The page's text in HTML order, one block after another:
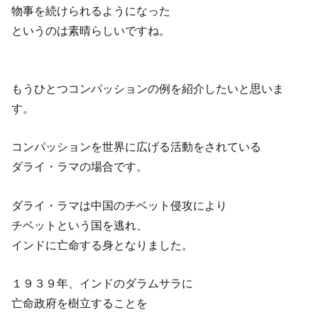
物事を続けられるようになった
というのは素晴らしいですね。
もうひとつコンパッションの例を紹介したいと思いま
す。
コンパッションを世界に広げる活動をされている
ダライ・ラマの場合です。
ダライ・ラマは中国のチベット侵攻により
チベットという国を逃れ、
インドに亡命する身となりました。
１９３９年、インドのダラムサラに
亡命政府を樹立することを